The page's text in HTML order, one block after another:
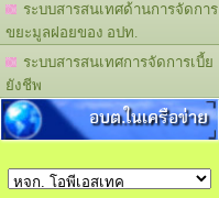
ระบบสารสนเทศด้านการจัดการ
ขยะมูลฝอยของ อปท.
ระบบสารสนเทศการจัดการเบี้ย
ยังชีพ
อบต.ในเครือข่าย